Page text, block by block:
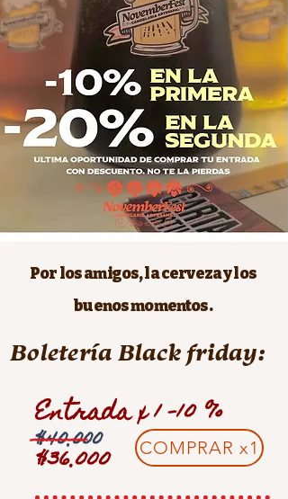
Por los amigos, la cerveza y los
buenos momentos.
Boletería Black friday:
Entrada x 1 -10 %
$40.000
---------
$36.000 COMPRAR x1